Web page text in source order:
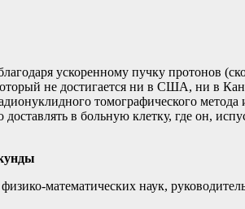
ускоренному пучку протонов
который не достигается ни в США, ни в
томографического метода
в больную клетку, где он,
математических наук,